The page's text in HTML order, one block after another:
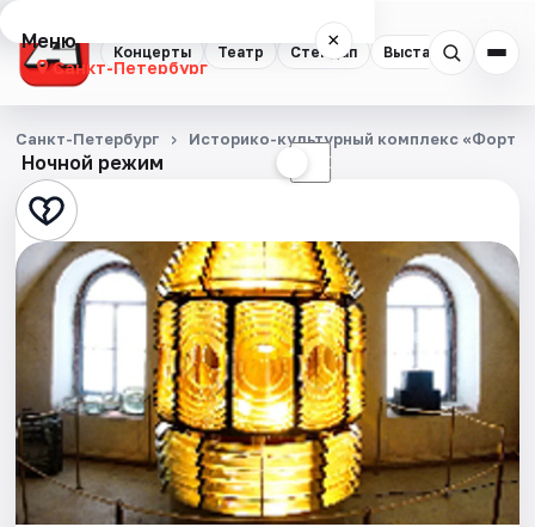
Концерты Театр Стендап Выставки
Меню ×
Санкт-Петербург
Концерты
Театр
Стендап
Выставки
Квесты
Экскурсии
Спорт
События
Ночной режим ☾
Санкт-Петербург Историко-культурный комплекс «Форт